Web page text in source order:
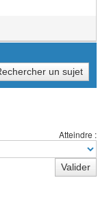
Atteindre :